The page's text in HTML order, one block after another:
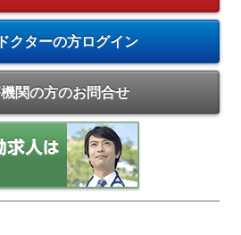
クターの方ログイン
機関の方のお問合せ